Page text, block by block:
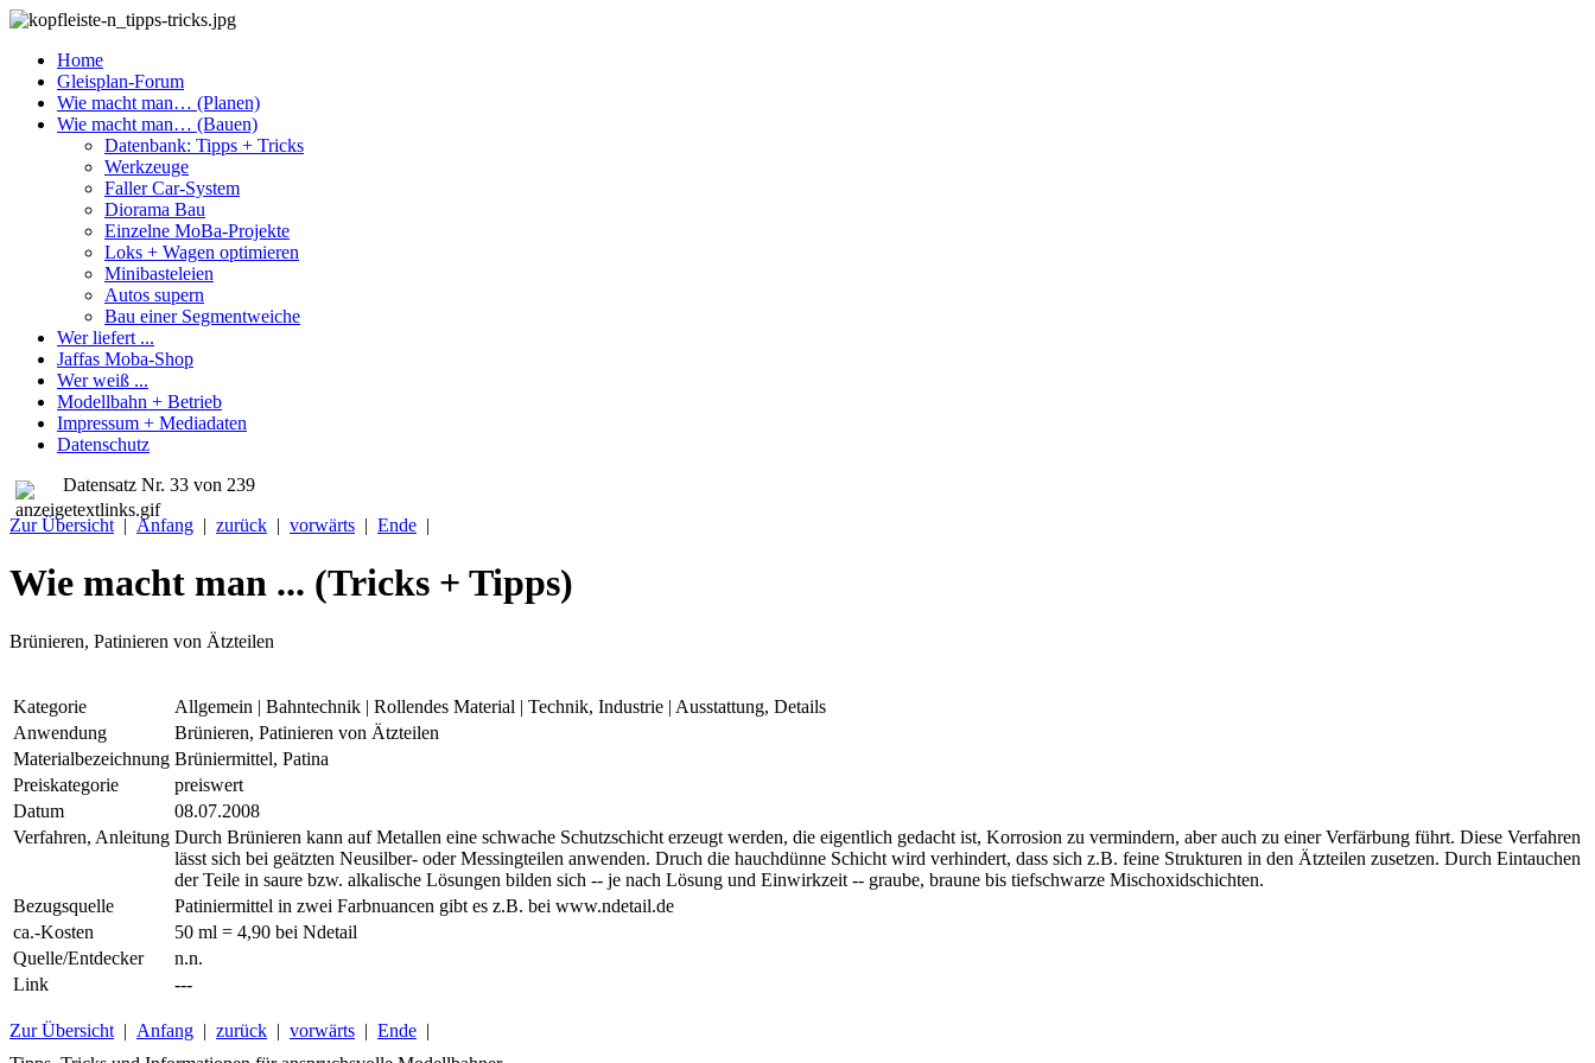
Home
Gleisplan-Forum
Wie macht man… (Planen)
Wie macht man… (Bauen)
Datenbank: Tipps + Tricks
Werkzeuge
Faller Car-System
Diorama Bau
Einzelne MoBa-Projekte
Loks + Wagen optimieren
Minibasteleien
Autos supern
Bau einer Segmentweiche
Wer liefert ...
Jaffas Moba-Shop
Wer weiß ...
Modellbahn + Betrieb
Impressum + Mediadaten
Datenschutz
Datensatz Nr. 33 von 239
Zur Übersicht | Anfang | zurück | vorwärts | Ende |
Wie macht man ... (Tricks + Tipps)
Brünieren, Patinieren von Ätzteilen
Kategorie
Allgemein | Bahntechnik | Rollendes Material | Technik, Industrie | Ausstattung, Details
Anwendung
Brünieren, Patinieren von Ätzteilen
Materialbezeichnung Brüniermittel, Patina
Preiskategorie
preiswert
Datum
08.07.2008
Verfahren, Anleitung Durch Brünieren kann auf Metallen eine schwache Schutzschicht erzeugt werden, die eigentlich gedacht ist, Korrosion zu vermindern, aber auch zu einer Verfärbung führt. Diese Verfahren
lässt sich bei geätzten Neusilber- oder Messingteilen anwenden. Druch die hauchdünne Schicht wird verhindert, dass sich z.B. feine Strukturen in den Ätzteilen zusetzen. Durch Eintauchen
der Teile in saure bzw. alkalische Lösungen bilden sich -- je nach Lösung und Einwirkzeit -- graube, braune bis tiefschwarze Mischoxidschichten.
Bezugsquelle
Patiniermittel in zwei Farbnuancen gibt es z.B. bei www.ndetail.de
ca.-Kosten
50 ml = 4,90 bei Ndetail
Quelle/Entdecker
n.n.
Link
---
Zur Übersicht | Anfang | zurück | vorwärts | Ende |